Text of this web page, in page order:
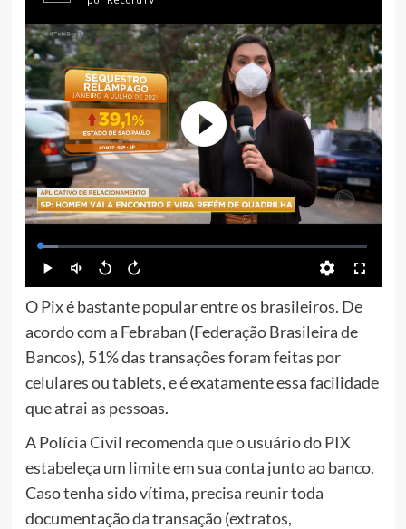
O Pix é bastante popular entre os brasileiros. De
acordo com a Febraban (Federação Brasileira de
Bancos), 51% das transações foram feitas por
celulares ou tablets, e é exatamente essa facilidade
que atrai as pessoas.
A Polícia Civil recomenda que o usuário do PIX
estabeleça um limite em sua conta junto ao banco.
Caso tenha sido vítima, precisa reunir toda
documentação da transação (extratos,